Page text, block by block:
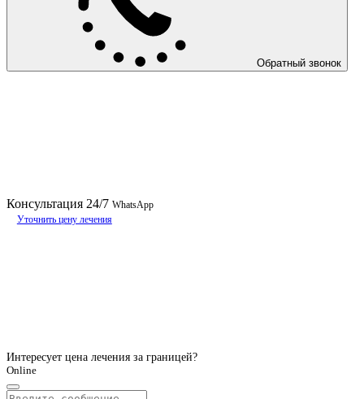
Обратный звонок
Консультация 24/7 WhatsApp
Уточнить цену лечения
Интересует цена лечения за границей?
Online